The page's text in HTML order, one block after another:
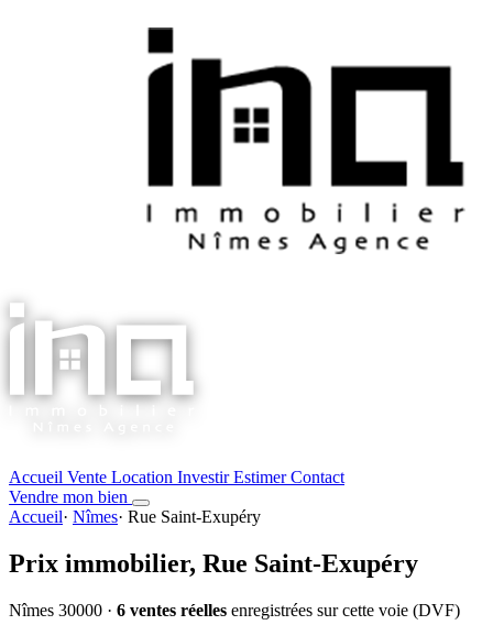
Accueil Vente Location InvestirEstimerContact
Vendre mon bien
Accueil· Nîmes· Rue Saint-Exupéry
Prix immobilier, Rue Saint-Exupéry
Nîmes 30000 · 6 ventes réelles enregistrées sur cette voie (DVF)